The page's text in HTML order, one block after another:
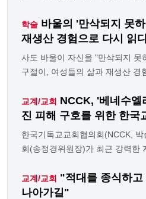
학술 바울의 '만삭되지 못
재생산 경험으로 다시 읽
사도 바울이 자신을 "만삭되지 못
구절이, 여성들의 삶과 재생산 경
교계/교회 NCCK, '베네수엘
진 피해 구호를 위한 한국
한국기독교교회협의회(NCCK,
회(송정경위원장)가 최근 강력한
교계/교회 "적대를 종식하
나아가길"